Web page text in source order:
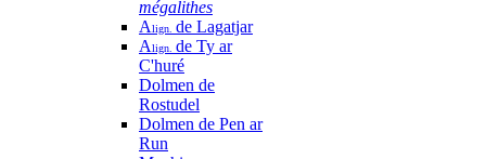
mégalithes
Align. de Lagatjar
Align. de Ty ar
C'huré
Dolmen de
Rostudel
Dolmen de Pen ar
Run